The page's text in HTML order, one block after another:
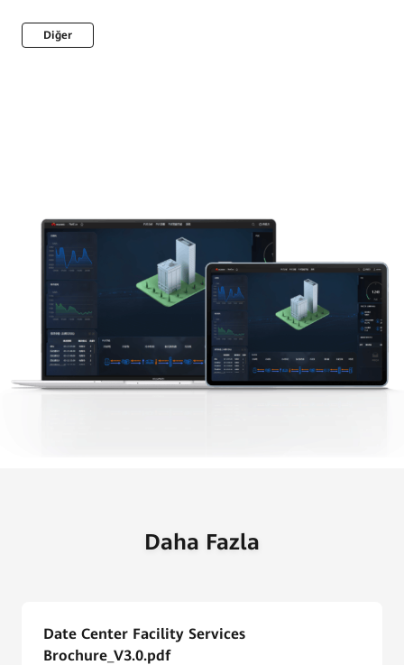
Diğer
Daha Fazla
Date Center Facility Services
Brochure_V3.0.pdf